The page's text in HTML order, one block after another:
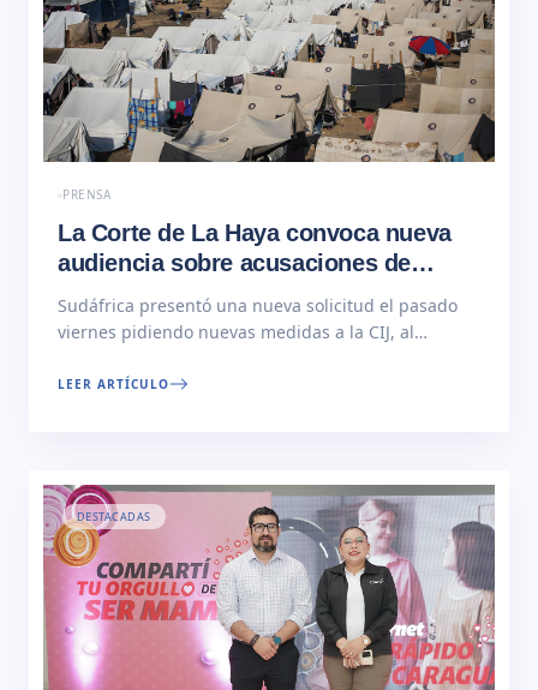
PRENSA
La Corte de La Haya convoca nueva
audiencia sobre acusaciones de
genocidio en Gaza
Sudáfrica presentó una nueva solicitud el pasado
viernes pidiendo nuevas medidas a la CIJ, al
Rafah “equivale a un cambio” en la situación en
LEER ARTÍCULO
DESTACADAS